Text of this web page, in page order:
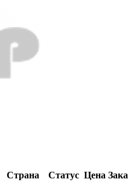
Страна Статус Цена